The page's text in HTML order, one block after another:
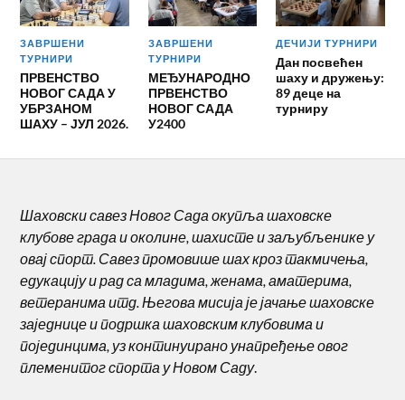
ЗАВРШЕНИ
ТУРНИРИ
ПРВЕНСТВО
НОВОГ САДА У
УБРЗАНОМ
ШАХУ – ЈУЛ 2026.
ЗАВРШЕНИ
ТУРНИРИ
МЕЂУНАРОДНО
ПРВЕНСТВО
НОВОГ САДА
У2400
ДЕЧИЈИ ТУРНИРИ
Дан посвећен
шаху и дружењу:
89 деце на
турниру
Шаховски савез Новог Сада окупља шаховске
клубове града и околине, шахисте и заљубљенике у
овај спорт. Савез промовише шах кроз такмичења,
едукацију и рад са младима, женама, аматерима,
ветеранима итд. Његова мисија је јачање шаховске
заједнице и подршка шаховским клубовима и
појединцима, уз континуирано унапређење овог
племенитог спорта у Новом Саду.